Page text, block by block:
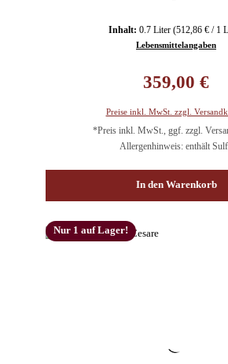
Inhalt: 0.7 Liter (512,86 € / 1
Lebensmittelangaben
359,00 €
Preise inkl. MwSt. zzgl.
*Preis inkl. MwSt., ggf. zzgl.
Allergenhinweis: enthält
In den Warenkorb
Nur 1 auf Lager!